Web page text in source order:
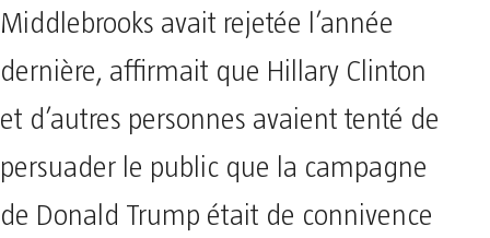
Middlebrooks avait rejetée l’année
dernière, affirmait que Hillary Clinton
et d’autres personnes avaient tenté de
persuader le public que la campagne
de Donald Trump était de connivence